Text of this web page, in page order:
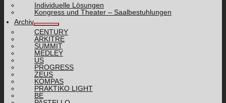
Individuelle Lösungen
Kongress und Theater – Saalbestuhlungen
Archiv
CENTURY
ARKITRE
SUMMIT
MEDLEY
US
PROGRESS
ZEUS
KOMPAS
PRAKTIKO LIGHT
BE